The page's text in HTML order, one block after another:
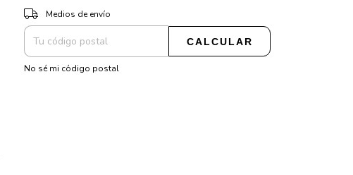
Entregas para el CP:
Medios de envío
CALCULAR
No sé mi código postal